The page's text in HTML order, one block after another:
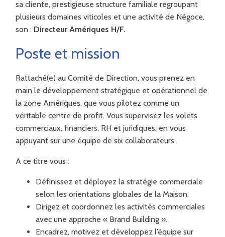
sa cliente, prestigieuse structure familiale regroupant
plusieurs domaines viticoles et une activité de Négoce,
son : Directeur Amériques H/F.
Poste et mission
Rattaché(e) au Comité de Direction, vous prenez en
main le développement stratégique et opérationnel de
la zone Amériques, que vous pilotez comme un
véritable centre de profit. Vous supervisez les volets
commerciaux, financiers, RH et juridiques, en vous
appuyant sur une équipe de six collaborateurs.
A ce titre vous :
Définissez et déployez la stratégie commerciale
selon les orientations globales de la Maison.
Dirigez et coordonnez les activités commerciales
avec une approche « Brand Building ».
Encadrez, motivez et développez l’équipe sur